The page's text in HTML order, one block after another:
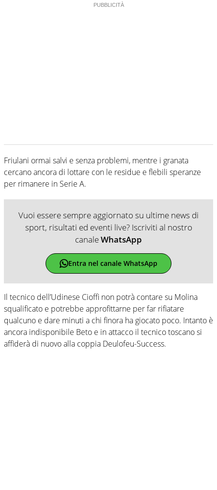
Friulani ormai salvi e senza problemi, mentre i granata
cercano ancora di lottare con le residue e flebili speranze
per rimanere in Serie A.
Vuoi essere sempre aggiornato su ultime news di
sport, risultati ed eventi live? Iscriviti al nostro
canaleWhatsApp
Entra nel canale WhatsApp
Il tecnico dell’Udinese Cioffi non potrà contare su Molina
squalificato e potrebbe approfittarne per far rifiatare
qualcuno e dare minuti a chi finora ha giocato poco. Intanto è
ancora indisponibile Beto e in attacco il tecnico toscano si
affiderà di nuovo alla coppia Deulofeu-Success.